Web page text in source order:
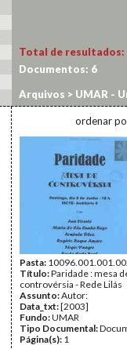
Total de resultados:
Documentos: 6
Arquivos > UMAR -
Sociais
ordenar
Pasta:
Título:Paridade : mesa
controvérsia - Rede Lilás
Assunto:Autor:
Data_txt:[2003]
Fundo:UMAR
Tipo Documental:
Página(s): 1